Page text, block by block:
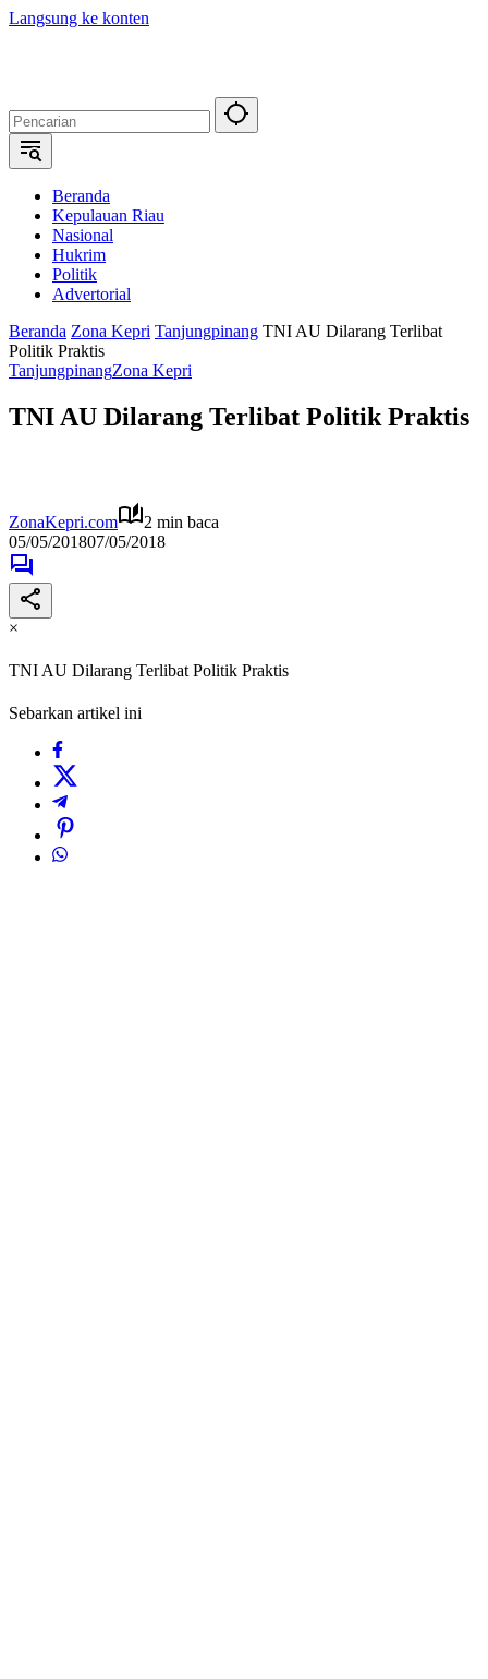
Langsung ke konten
Beranda
Kepulauan Riau
Nasional
Hukrim
Politik
Advertorial
Beranda Zona Kepri Tanjungpinang TNI AU Dilarang Terlibat
Politik Praktis
TanjungpinangZona Kepri
TNI AU Dilarang Terlibat Politik Praktis
ZonaKepri.com
2 min baca
05/05/201807/05/2018
×
TNI AU Dilarang Terlibat Politik Praktis
Sebarkan artikel ini